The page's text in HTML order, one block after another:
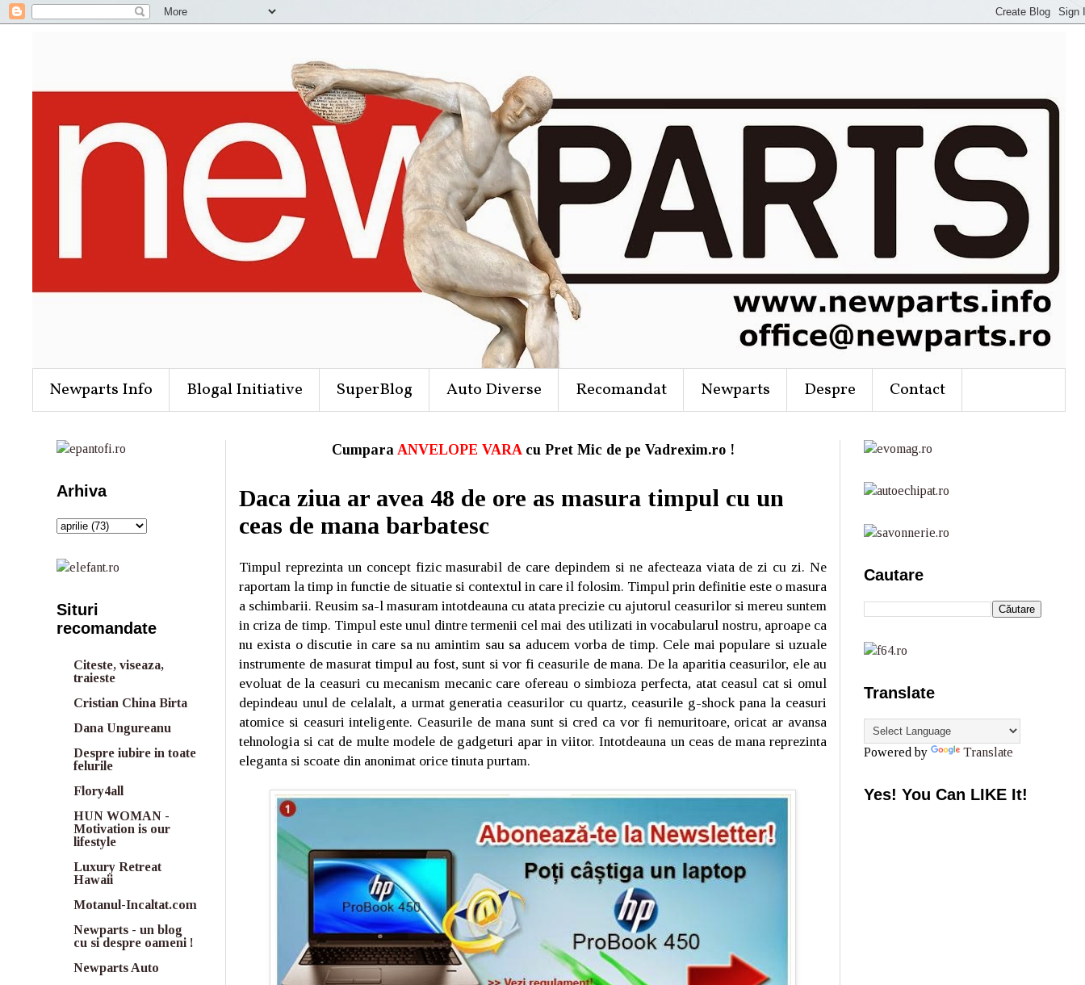
Newparts Info Blogal Initiative SuperBlog Auto Diverse Recomandat Newparts Despre Contact
Cumpara ANVELOPE VARAcu Pret Mic de pe Vadrexim.ro !
Daca ziua ar avea 48 de ore as masura timpul cu un
ceas de mana barbatesc
Timpul reprezinta un concept fizic masurabil de care depindem si ne afecteaza viata de zi cu zi. Ne
raportam la timp in functie de situatie si contextul in care il folosim. Timpul prin definitie este o masura
a schimbarii. Reusim sa-l masuram intotdeauna cu atata precizie cu ajutorul ceasurilor si mereu suntem
in criza de timp. Timpul este unul dintre termenii cel mai des utilizati in vocabularul nostru, aproape ca
nu exista o discutie in care sa nu amintim sau sa aducem vorba de timp. Cele mai populare si uzuale
instrumente de masurat timpul au fost, sunt si vor fi ceasurile de mana. De la aparitia ceasurilor, ele au
evoluat de la ceasuri cu mecanism mecanic care ofereau o simbioza perfecta, atat ceasul cat si omul
depindeau unul de celalalt, a urmat generatia ceasurilor cu quartz, ceasurile g-shock pana la ceasuri
atomice si ceasuri inteligente. Ceasurile de mana sunt si cred ca vor fi nemuritoare, oricat ar avansa
tehnologia si cat de multe modele de gadgeturi apar in viitor. Intotdeauna un ceas de mana reprezinta
eleganta si scoate din anonimat orice tinuta purtam.
Arhiva
Situri
recomandate
Citeste, viseaza,
traieste
Cristian China Birta
Dana Ungureanu
Despre iubire in toate
felurile
Flory4all
HUN WOMAN -
Motivation is our
lifestyle
Luxury Retreat
Hawaii
Motanul-Incaltat.com
Newparts - un blog
cu si despre oameni !
Newparts Auto
Cautare
Translate
Powered by Translate
Yes! You Can LIKE It!